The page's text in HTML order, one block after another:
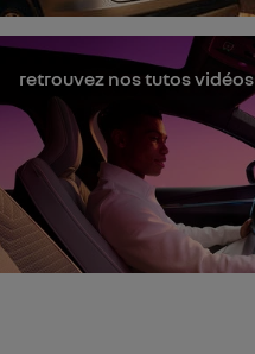
retrouvez nos tutos vidéos